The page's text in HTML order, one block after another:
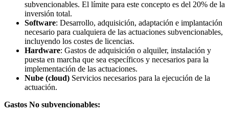
subvencionables. El límite para este concepto es del 20% de la
inversión total.
Software: Desarrollo, adquisición, adaptación e implantación
necesario para cualquiera de las actuaciones subvencionables,
incluyendo los costes de licencias.
Hardware: Gastos de adquisición o alquiler, instalación y
puesta en marcha que sea específicos y necesarios para la
implementación de las actuaciones.
Nube (cloud) Servicios necesarios para la ejecución de la
actuación.
Gastos No subvencionables: